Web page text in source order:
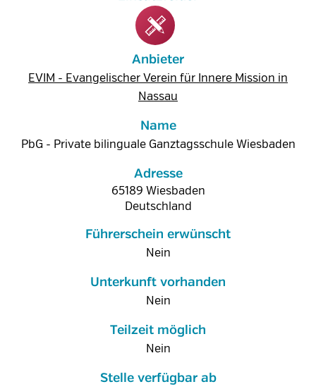
Anbieter
EVIM - Evangelischer Verein für Innere Mission in
Nassau
Name
PbG - Private bilinguale Ganztagsschule Wiesbaden
Adresse
65189 Wiesbaden
Deutschland
Führerschein erwünscht
Nein
Unterkunft vorhanden
Nein
Teilzeit möglich
Nein
Stelle verfügbar ab